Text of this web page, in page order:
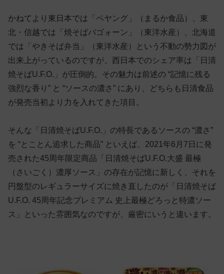
かねてより東日本では「ペヤング」（まるか食品）、東
北・信越では「焼そばバゴォーン」（東洋水産）、北海道
では「やきそば弁当」（東洋水産）という不動の勢力図が
出来上がっているのですが、西日本でのシェア率は「日清
焼そばU.F.O.」が圧倒的。その魅力は前述の “記憶に残る
強烈な香り” と “ソースの濃さ” にあり、どちらも日清食品
が発売当初より力を入れてきた項目。
そんな「日清焼そばU.F.O.」の特長であるソースの “濃さ”
を “とことん追求した商品” といえば、2021年6月7日に発
売された45周年限定商品「日清焼そばU.F.O.大盛 最極
（さいごく）濃厚ソース」の存在が記憶に新しく、それを
円盤型のレギュラーサイズに焼き直したのが「日清焼そば
U.F.O. 45周年記念プレミアム 史上最極どろっと特濃ソー
ス」といった雰囲気なのですが、厳密にいうと違います。